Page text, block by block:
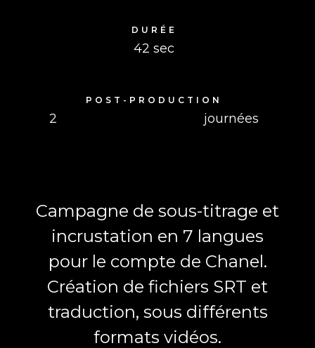
DURÉE
42 sec
POST-PRODUCTION
2 journées
Campagne de sous-titrage et
incrustation en 7 langues
pour le compte de Chanel.
Création de fichiers SRT et
traduction, sous différents
formats vidéos.